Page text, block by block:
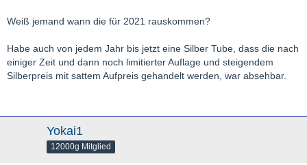
Weiß jemand wann die für 2021 rauskommen?
Habe auch von jedem Jahr bis jetzt eine Silber Tube, dass die nach
einiger Zeit und dann noch limitierter Auflage und steigendem
Silberpreis mit sattem Aufpreis gehandelt werden, war absehbar.
Yokai1
12000g Mitglied